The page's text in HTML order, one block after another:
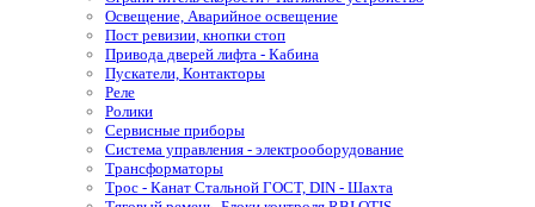
Освещение, Аварийное освещение
Пост ревизии, кнопки стоп
Привода дверей лифта - Кабина
Пускатели, Контакторы
Реле
Ролики
Сервисные приборы
Система управления - электрооборудование
Трансформаторы
Трос - Канат Стальной ГОСТ, DIN - Шахта